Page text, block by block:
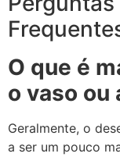
O que é
o vaso ou
Geralmente, o
a ser um pouco